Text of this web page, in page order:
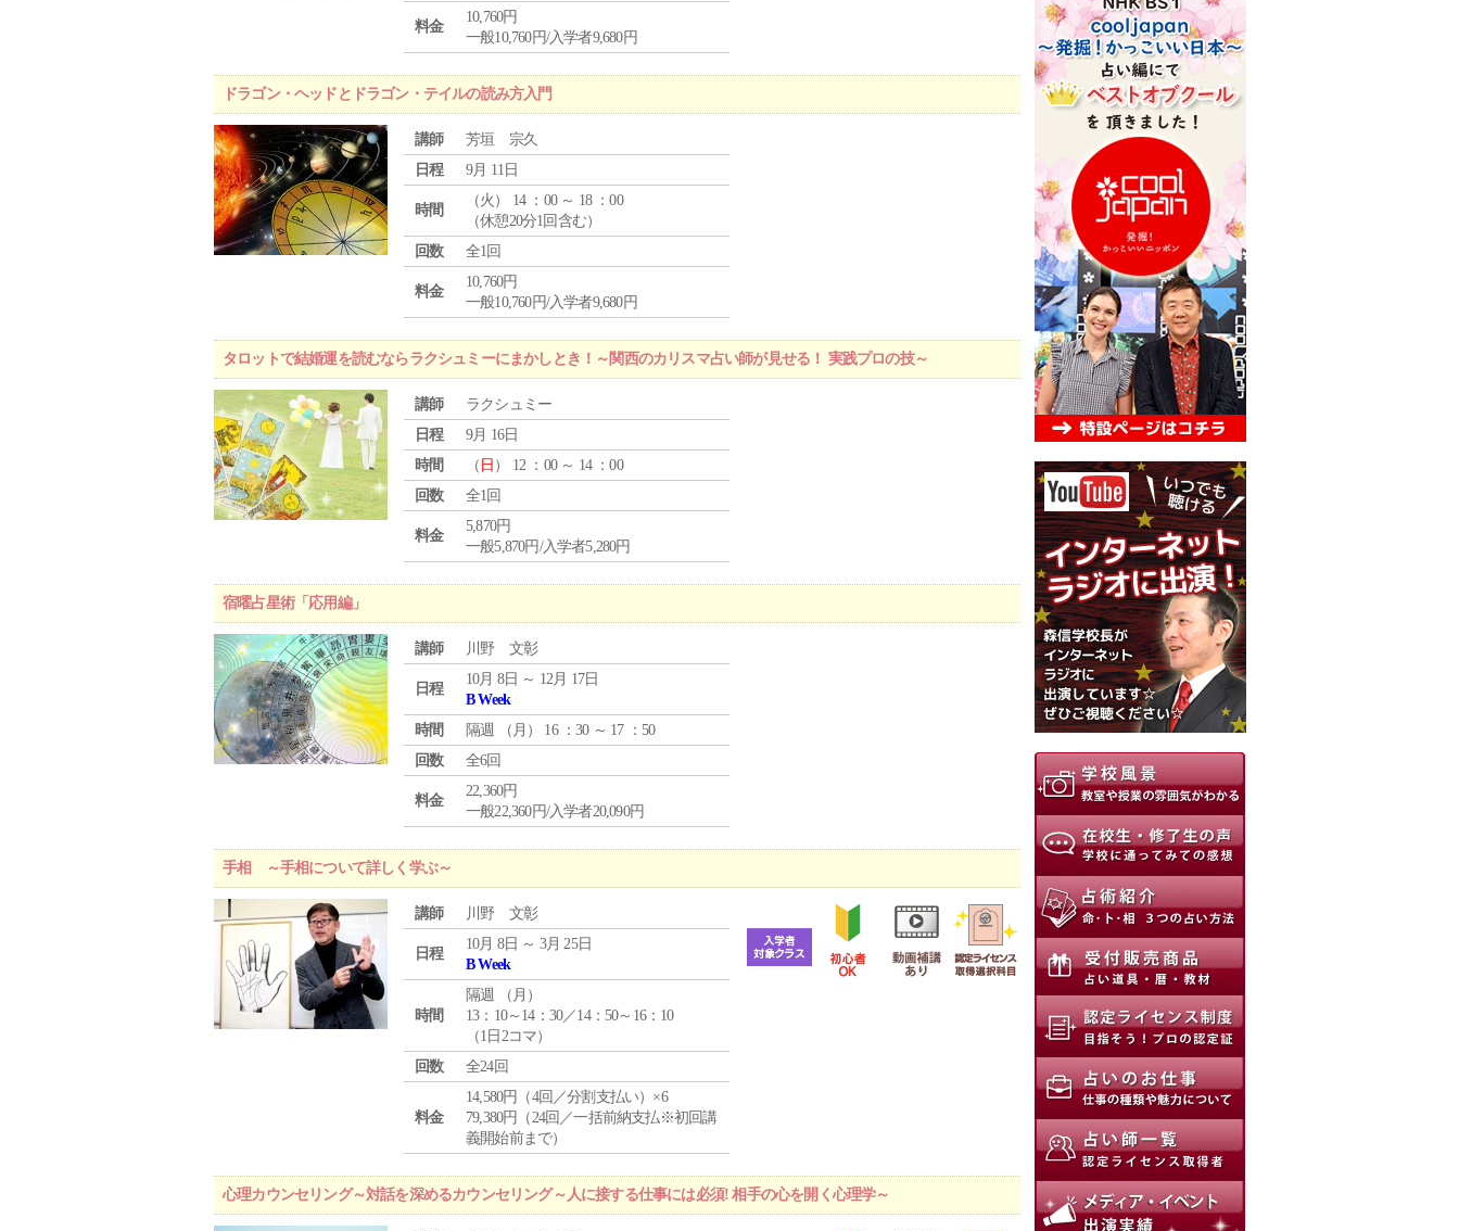
料金
10,760円
一般10,760円/入学者9,680円
ドラゴン・ヘッドとドラゴン・テイルの読み方入門
講師
芳垣 宗久
日程
9月 11日
時間
（火 ） 14 ：00 ～ 18 ：00
（休憩20分1回含む）
回数
全1回
料金
10,760円
一般10,760円/入学者9,680円
タロットで結婚運を読むならラクシュミーにまかしとき！～関西のカリスマ占い師が見せる！ 実践プロの技～
講師
ラクシュミー
日程
9月 16日
時間
（ 日 ） 12 ：00 ～ 14 ：00
回数
全1回
料金
5,870円
一般5,870円/入学者5,280円
宿曜占星術「応用編」
講師 川野 文彰
日程
10月 8日 ～ 12月 17日
B Week
時間
隔週 （ 月 ） 16 ：30 ～ 17 ：50
回数
全6回
料金
22,360円
一般22,360円/入学者20,090円
手相 ～手相について詳しく学ぶ～
講師 川野 文彰
日程
10月 8日 ～ 3月 25日
B Week
時間
隔週 （ 月 ）
13：10～14：30／14：50～16：10
（1日2コマ）
回数
全24回
料金
14,580円（4回／分割支払い）×6
79,380円（24回／一括前納支払※初回講
義開始前まで）
心理カウンセリング～対話を深めるカウンセリング～人に接する仕事には必須! 相手の心を開く心理学～